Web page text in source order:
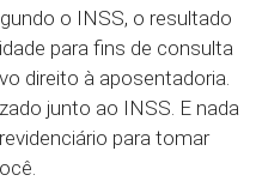
o INSS, o resultado
para fins de consulta
direito à aposentadoria.
junto ao INSS. E nada
para tomar